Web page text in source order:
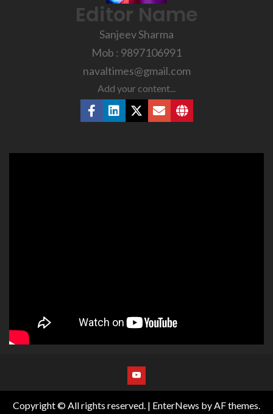
Editor Name
Sanjeev Sharma
Mob : 9897106991
navaltimes@gmail.com
Add your content...
Copyright © All rights reserved. | EnterNews by AF themes.